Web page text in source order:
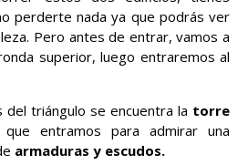
perderte nada ya que podrás ver
Pero antes de entrar, vamos a
superior, luego entraremos al
triángulo se encuentra la torre
entramos para admirar una
armaduras y escudos.